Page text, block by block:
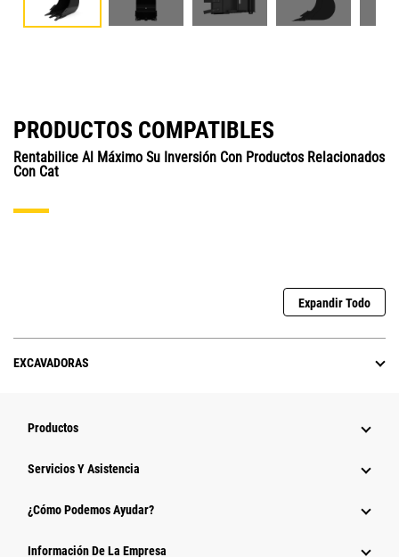
PRODUCTOS COMPATIBLES
Rentabilice Al Máximo Su Inversión Con Productos Relacionados
Con Cat
Expandir Todo
EXCAVADORAS
Productos
Servicios Y Asistencia
¿Cómo Podemos Ayudar?
Información De La Empresa